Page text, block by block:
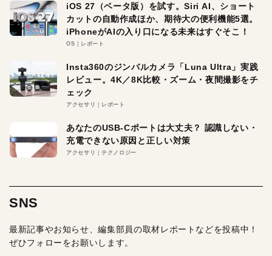
iOS 27（ベータ版）を試す。Siri AI、ショート
カットの自動作成ほか、期待大の便利機能5選。
iPhoneがAIの入り口になる未来はすぐそこ！
OS レポート
Insta360のジンバルカメラ「Luna Ultra」実践
レビュー。4K／8K比較・ズーム・夜間撮影をチ
ェック
アクセサリ レポート
あなたのUSB-Cポートは大丈夫？ 認識しない・
充電できない原因と正しい対策
アクセサリ テクノロジー
SNS
最新記事やお知らせ、編集部員の取材レポートなどを投稿中！
ぜひフォローをお願いします。